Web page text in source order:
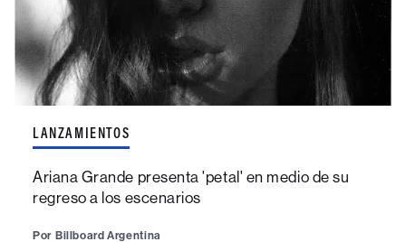
LANZAMIENTOS
Ariana Grande presenta 'petal' en medio de su
regreso a los escenarios
Por Billboard Argentina